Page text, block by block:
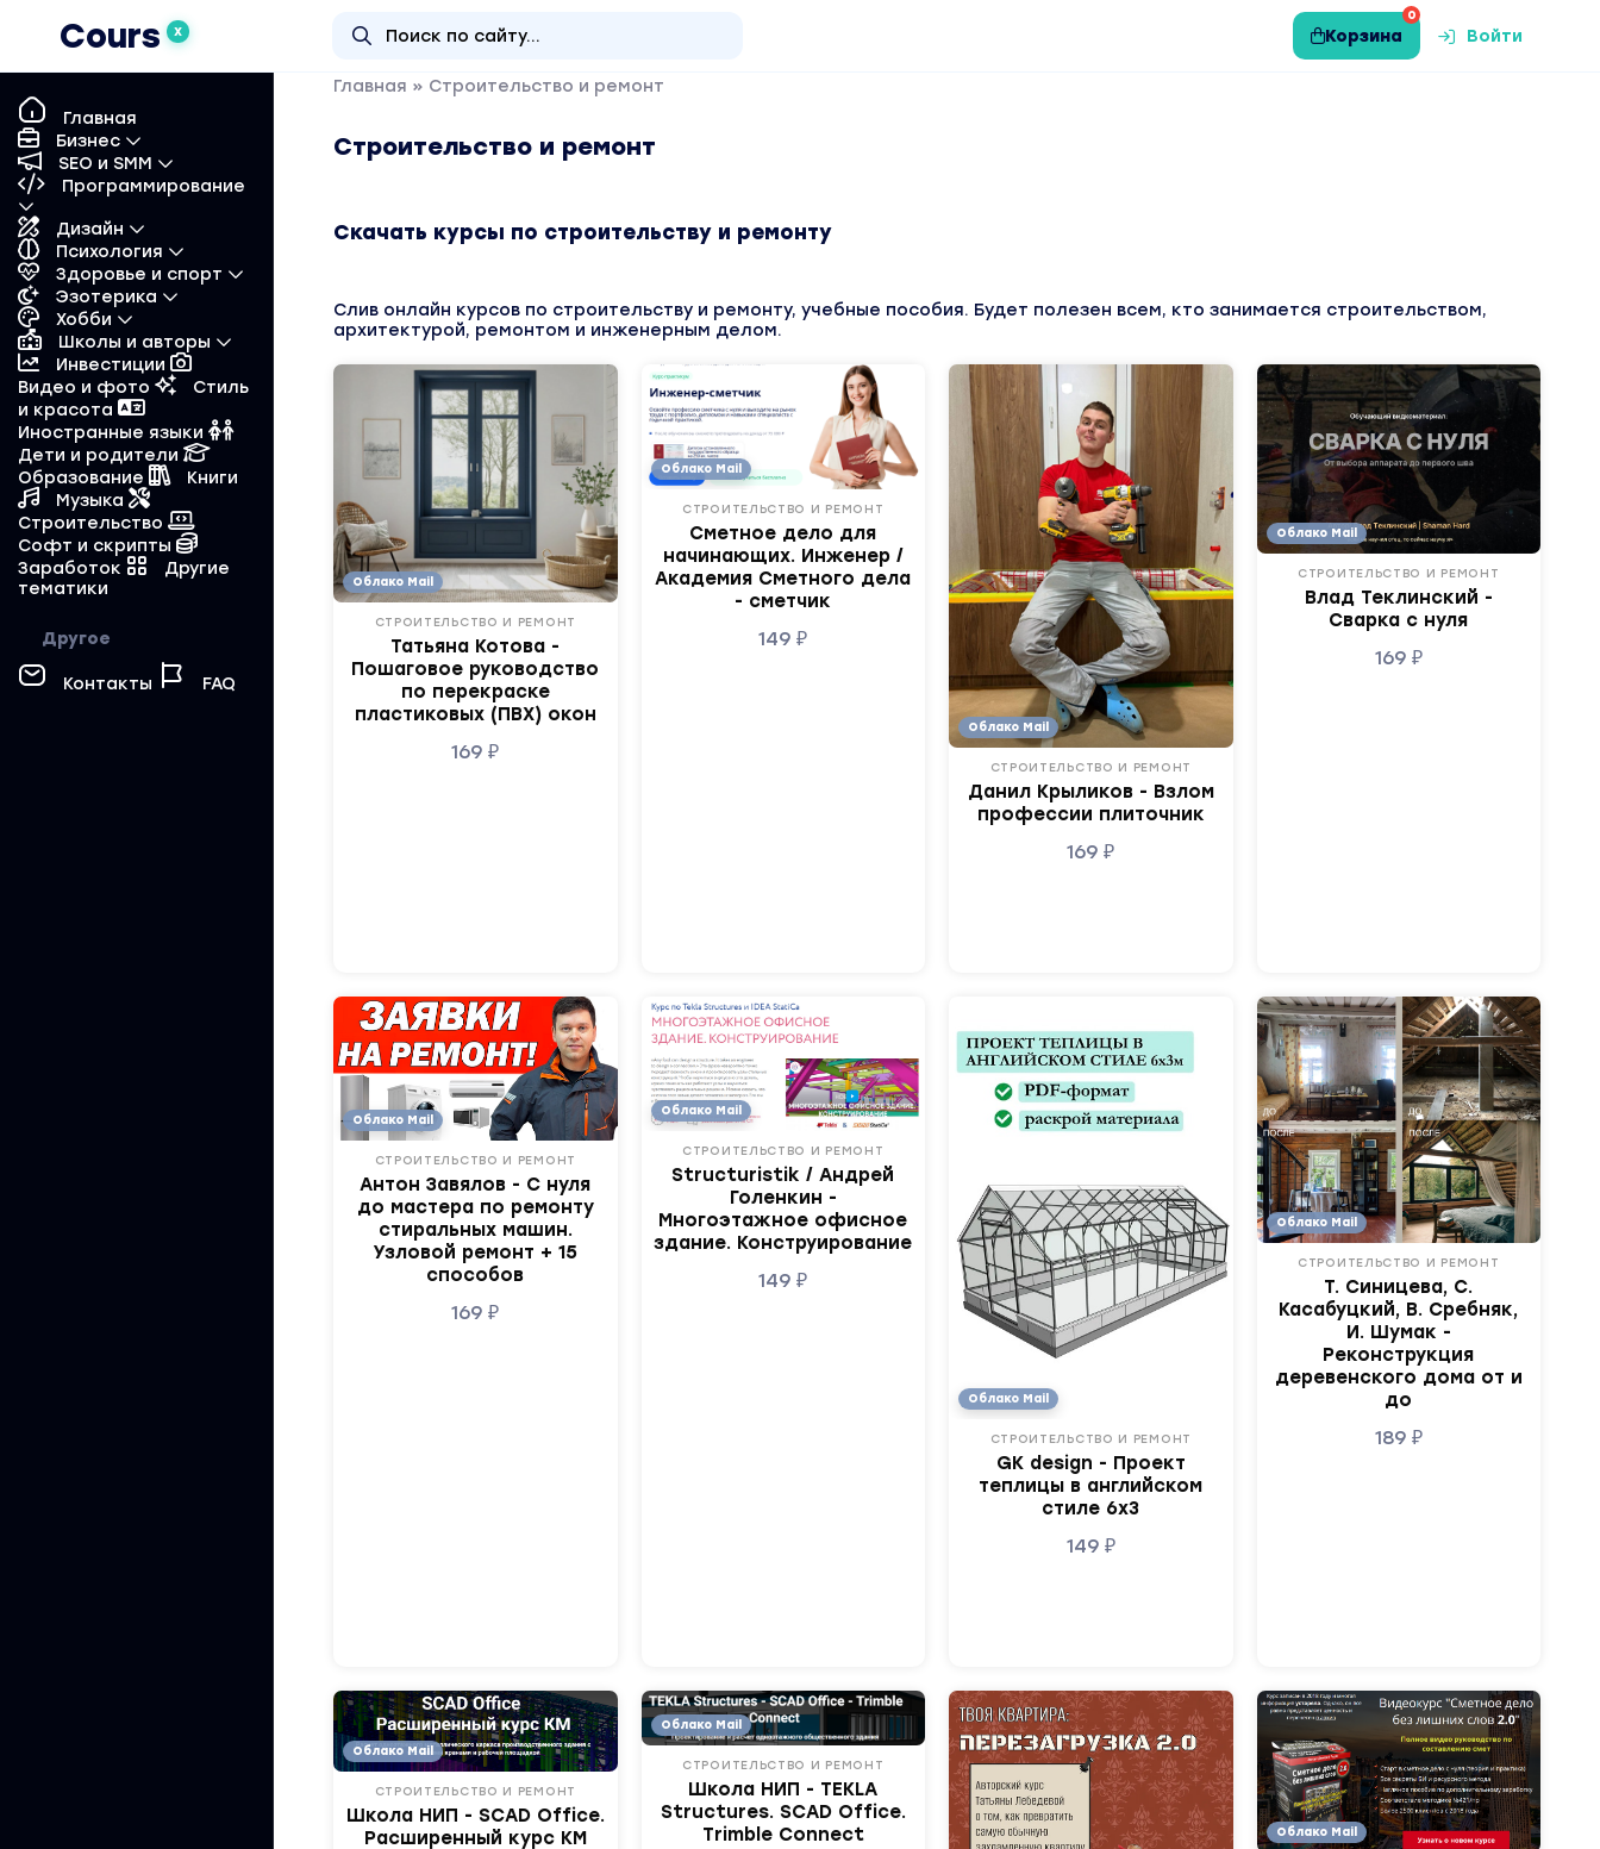
Cours X
0
Корзина Войти
Главная
Бизнес
SEO и SMM
Программирование
Дизайн
Психология
Здоровье и спорт
Эзотерика
Хобби
Школы и авторы
Инвестиции
Видео и фото
Стиль
и красота
Иностранные языки
Дети и родители
Образование
Книги
Музыка
Строительство
Софт и скрипты
Заработок
Другие
тематики
Другое
Контакты FAQ
Главная » Строительство и ремонт
Строительство и ремонт
Скачать курсы по строительству и ремонту
Слив онлайн курсов по строительству и ремонту, учебные пособия. Будет полезен всем, кто занимается строительством,
архитектурой, ремонтом и инженерным делом.
Облако Mail
СТРОИТЕЛЬСТВО И РЕМОНТ
Татьяна Котова -
Пошаговое руководство
по перекраске
пластиковых (ПВХ) окон
169₽
Облако Mail
СТРОИТЕЛЬСТВО И РЕМОНТ
Сметное дело для
начинающих. Инженер /
Академия Сметного дела
- сметчик
149₽
Облако Mail
СТРОИТЕЛЬСТВО И РЕМОНТ
Данил Крыликов - Взлом
профессии плиточник
169₽
Облако Mail
СТРОИТЕЛЬСТВО И РЕМОНТ
Влад Теклинский -
Сварка с нуля
169 ₽
Облако Mail
СТРОИТЕЛЬСТВО И РЕМОНТ
Антон Завялов - С нуля
до мастера по ремонту
стиральных машин.
Узловой ремонт + 15
способов
169₽
Облако Mail
СТРОИТЕЛЬСТВО И РЕМОНТ
Structuristik / Андрей
Голенкин -
Многоэтажное офисное
здание. Конструирование
149₽
Облако Mail
СТРОИТЕЛЬСТВО И РЕМОНТ
GK design - Проект
теплицы в английском
стиле 6х3
149 ₽
Облако Mail
СТРОИТЕЛЬСТВО И РЕМОНТ
Т. Синицева, С.
Касабуцкий, В. Сребняк,
И. Шумак -
Реконструкция
деревенского дома от и
до
189 ₽
Облако Mail
СТРОИТЕЛЬСТВО И РЕМОНТ
Школа НИП - SCAD Office.
Расширенный курс КМ
Облако Mail
СТРОИТЕЛЬСТВО И РЕМОНТ
Школа НИП - TEKLA
Structures. SCAD Office.
Trimble Connect
Облако Mail